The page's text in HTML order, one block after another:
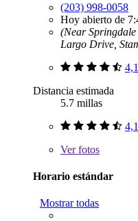
(203) 998-0058
Hoy abierto de
(Near
Largo Drive,
Distancia estimada
5.7 millas
Verfotos
Horario estándar
Mostrar todas